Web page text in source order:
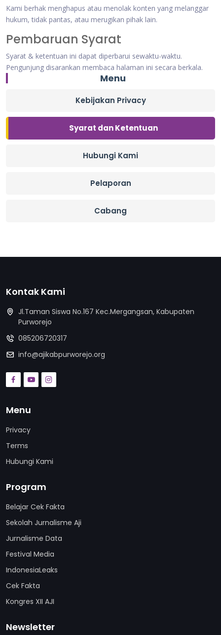
Kami berhak menghapus atau menolak konten yang melanggar
hukum, tidak pantas, atau merugikan pihak lain.
Pembaruan Syarat
Syarat & ketentuan ini dapat diperbarui sewaktu-waktu.
Pengunjung disarankan membaca halaman ini secara berkala.
Menu
Kebijakan Privacy
Syarat dan Ketentuan
Hubungi Kami
Pelaporan
Cabang
Kontak Kami
Jl.Taman Siswa No.167 Kec.Mergangsan, Kabupaten
Purworejo
085206720317
info@ajikabpurworejo.org
Menu
Privacy
Terms
Hubungi Kami
Program
Belajar Cek Fakta
Sekolah Jurnalisme Aji
Jurnalisme Data
Festival Media
IndonesiaLeaks
Cek Fakta
Kongres XII AJI
Newsletter